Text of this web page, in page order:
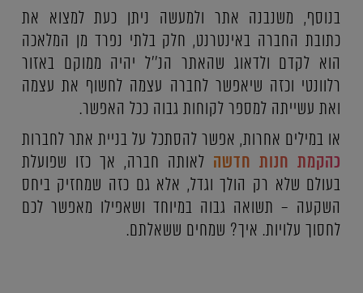
בנוסף, משנבנה אתר ולמעשה ניתן כעת למצוא את
כתובת החברה באינטרנט, חלק בלתי נפרד מן המלאכה
הוא לקדם ולדאוג שהאתר הנ''ל יהיה ממוקם באזור
רלוונטי וכזה שיאפשר לחברה עצמה לחשוף את עצמה
ואת עשייתה למספר לקוחות גבוה ככל האפשר.
או במילים אחרות, אפשר להסתכל על בניית אתר לחברות
כהקמת חנות חדשה לאותה חברה, אך כזו שפועלת
בעולם שלא רק הולך וגדל, אלא גם כזה שמחזיק ביחס
השקעה – תשואה גבוה במיוחד ושאפילו מאפשר לכם
לחסוך עלויות. איך? שמחים ששאלתם.